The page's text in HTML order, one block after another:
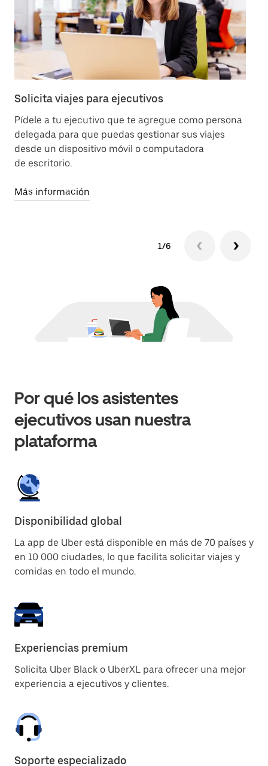
Solicita viajes para ejecutivos
Pídele a tu ejecutivo que te agregue como persona
delegada para que puedas gestionar sus viajes
desde un dispositivo móvil o computadora
de escritorio.
Más información
1/6
Por qué los asistentes
ejecutivos usan nuestra
plataforma
Disponibilidad global
La app de Uber está disponible en más de 70 países y
en 10 000 ciudades, lo que facilita solicitar viajes y
comidas en todo el mundo.
Experiencias premium
Solicita Uber Black o UberXL para ofrecer una mejor
experiencia a ejecutivos y clientes.
Soporte especializado